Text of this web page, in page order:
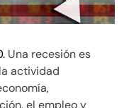
Una recesión es
actividad
el empleo y